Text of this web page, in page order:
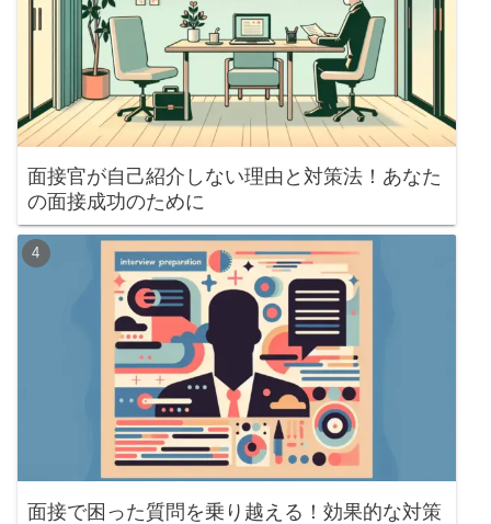
面接官が自己紹介しない理由と対策法！あなた
の面接成功のために
面接で困った質問を乗り越える！効果的な対策